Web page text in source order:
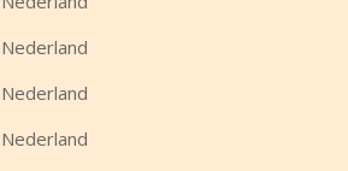
Nederland
Nederland
Nederland